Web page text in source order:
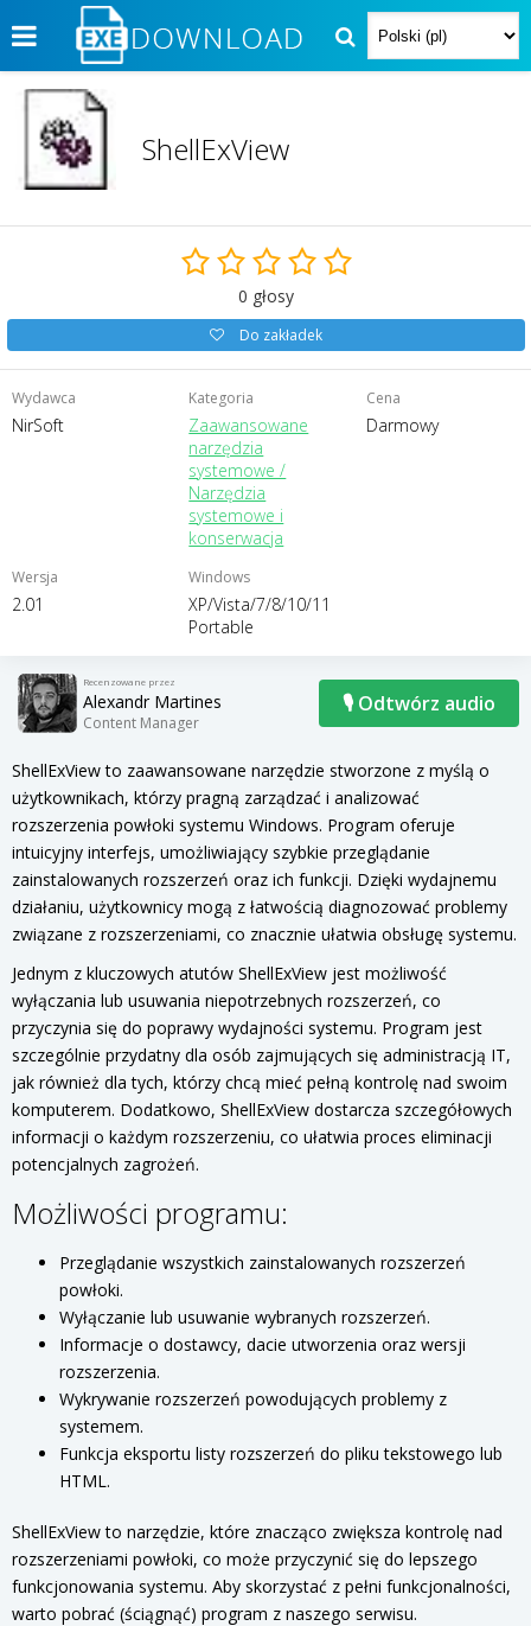
ShellExView
0 głosy
Do zakładek
Wydawca
NirSoft
Kategoria
Zaawansowane
narzędzia
systemowe /
Narzędzia
systemowe i
konserwacja
Cena
Darmowy
Wersja
2.01
Windows
XP/Vista/7/8/10/11
Portable
🎙 Odtwórz audio
Recenzowane przez
Alexandr Martines
Content Manager
ShellExView to zaawansowane narzędzie stworzone z myślą o
użytkownikach, którzy pragną zarządzać i analizować
rozszerzenia powłoki systemu Windows. Program oferuje
intuicyjny interfejs, umożliwiający szybkie przeglądanie
zainstalowanych rozszerzeń oraz ich funkcji. Dzięki wydajnemu
działaniu, użytkownicy mogą z łatwością diagnozować problemy
związane z rozszerzeniami, co znacznie ułatwia obsługę systemu.
Jednym z kluczowych atutów ShellExView jest możliwość
wyłączania lub usuwania niepotrzebnych rozszerzeń, co
przyczynia się do poprawy wydajności systemu. Program jest
szczególnie przydatny dla osób zajmujących się administracją IT,
jak również dla tych, którzy chcą mieć pełną kontrolę nad swoim
komputerem. Dodatkowo, ShellExView dostarcza szczegółowych
informacji o każdym rozszerzeniu, co ułatwia proces eliminacji
potencjalnych zagrożeń.
Możliwości programu:
Przeglądanie wszystkich zainstalowanych rozszerzeń
powłoki.
Wyłączanie lub usuwanie wybranych rozszerzeń.
Informacje o dostawcy, dacie utworzenia oraz wersji
rozszerzenia.
Wykrywanie rozszerzeń powodujących problemy z
systemem.
Funkcja eksportu listy rozszerzeń do pliku tekstowego lub
HTML.
ShellExView to narzędzie, które znacząco zwiększa kontrolę nad
rozszerzeniami powłoki, co może przyczynić się do lepszego
funkcjonowania systemu. Aby skorzystać z pełni funkcjonalności,
warto pobrać (ściągnąć) program z naszego serwisu.